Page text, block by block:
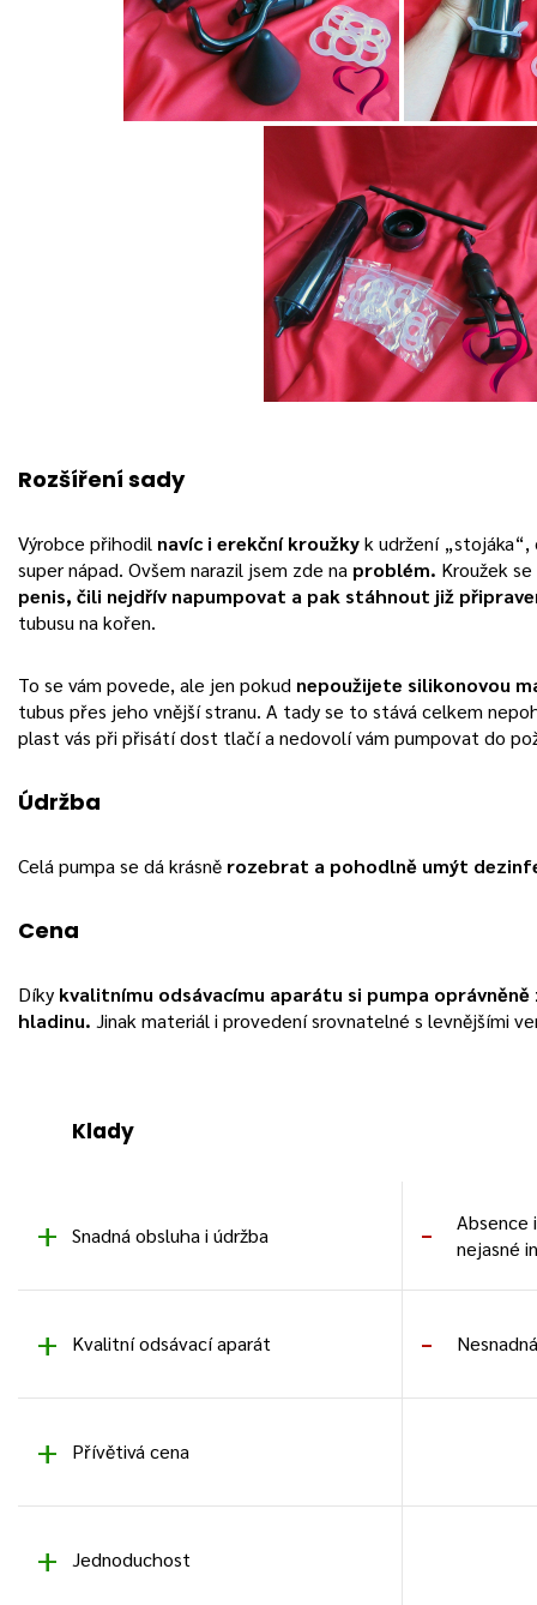
Rozšíření sady
Výrobce přihodil navíc i erekční kroužkyk udržení „stojáka“,
super nápad. Ovšem narazil jsem zde na problém. Kroužek se
penis, čili nejdřív napumpovat a pak stáhnout již
tubusu na kořen.
To se vám povede, ale jen pokud nepoužijete silikonovou
tubus přes jeho vnější stranu. A tady se to stává celkem
plast vás při přisátí dost tlačí a nedovolí vám pumpovat do
Údržba
Celá pumpa se dá krásně rozebrat a pohodlně umýt
Cena
Díky kvalitnímu odsávacímu aparátu si pumpa
hladinu. Jinak materiál i provedení srovnatelné s levnějšími
Klady
Snadná obsluha i údržba
Absence
nejasné
Kvalitní odsávací aparát
Přívětivá cena
Jednoduchost